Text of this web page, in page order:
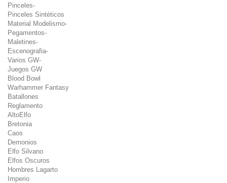
Pinceles-
Pinceles Sintéticos
Material Modelismo-
Pegamentos-
Maletines-
Escenografia-
Varios GW-
Juegos GW
Blood Bowl
Warhammer Fantasy
Batallones
Reglamento
AltoElfo
Bretonia
Caos
Demonios
Elfo Silvano
Elfos Oscuros
Hombres Lagarto
Imperio